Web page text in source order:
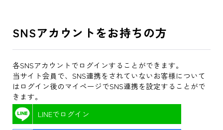
SNSアカウントをお持ちの方
各SNSアカウントでログインすることができます。
当サイト会員で、SNS連携をされていないお客様について
はログイン後のマイページでSNS連携を設定することがで
きます。
LINEでログイン